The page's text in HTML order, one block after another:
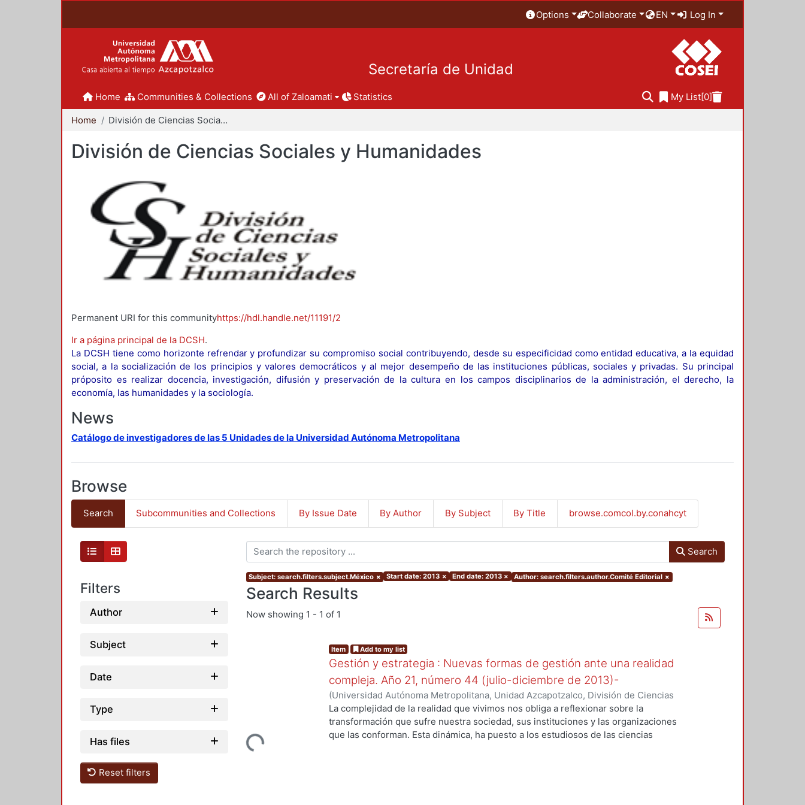
Options Collaborate EN Log In
Secretaría de Unidad
Home Communities & Collections All of Zaloamati Statistics My List[0]
Home División de Ciencias Sociales y Humanidades
División de Ciencias Sociales y Humanidades
Permanent URI for this communityhttps://hdl.handle.net/11191/2
Ir a página principal de la DCSH.
La DCSH tiene como horizonte refrendar y profundizar su compromiso social contribuyendo, desde su especificidad como entidad educativa, a la equidad
social, a la socialización de los principios y valores democráticos y al mejor desempeño de las instituciones públicas, sociales y privadas. Su principal
próposito es realizar docencia, investigación, difusión y preservación de la cultura en los campos disciplinarios de la administración, el derecho, la
economía, las humanidades y la sociología.
News
Catálogo de investigadores de las 5 Unidades de la Universidad Autónoma Metropolitana
Browse
Search Subcommunities and Collections By Issue Date By Author By Subject By Title browse.comcol.by.conahcyt
Filters
Author
Subject
Date
Type
Has files
Reset filters
Search
Subject: search.filters.subject.México × Start date: 2013 × End date: 2013 × Author: search.filters.author.Comité Editorial ×
Search Results
Now showing 1 - 1 of 1
Loading...
Item Add to my list
Gestión y estrategia : Nuevas formas de gestión ante una realidad
compleja. Año 21, número 44 (julio-diciembre de 2013)-
(Universidad Autónoma Metropolitana, Unidad Azcapotzalco, División de Ciencias
Sociales y Humanidades, Departamento de Administración,2013-12)Comité
Editorial
La complejidad de la realidad que vivimos nos obliga a reflexionar sobre la
transformación que sufre nuestra sociedad, sus instituciones y las organizaciones
que las conforman. Esta dinámica, ha puesto a los estudiosos de las ciencias